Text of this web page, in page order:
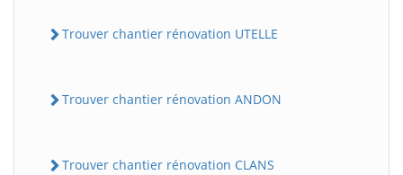
Trouver chantier rénovation UTELLE
Trouver chantier rénovation ANDON
Trouver chantier rénovation CLANS